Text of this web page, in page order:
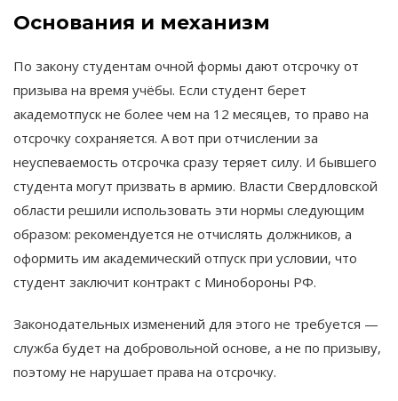
Основания и механизм
По закону студентам очной формы дают отсрочку от
призыва на время учёбы. Если студент берет
академотпуск не более чем на 12 месяцев, то право на
отсрочку сохраняется. А вот при отчислении за
неуспеваемость отсрочка сразу теряет силу. И бывшего
студента могут призвать в армию. Власти Свердловской
области решили использовать эти нормы следующим
образом: рекомендуется не отчислять должников, а
оформить им академический отпуск при условии, что
студент заключит контракт с Минобороны РФ.
Законодательных изменений для этого не требуется —
служба будет на добровольной основе, а не по призыву,
поэтому не нарушает права на отсрочку.